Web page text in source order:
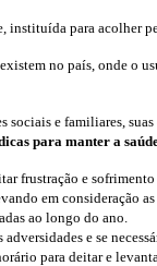
para acolher
no país, onde o
e familiares,
para manter a
frustração e sofrimento
em consideração
ao longo do ano.
e se
para deitar e